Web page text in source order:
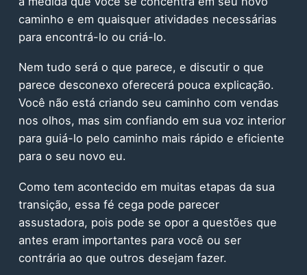
caminho e em quaisquer atividades necessárias
para encontrá-lo ou criá-lo.
Nem tudo será o que parece, e discutir o que
parece desconexo oferecerá pouca explicação.
Você não está criando seu caminho com vendas
nos olhos, mas sim confiando em sua voz interior
para guiá-lo pelo caminho mais rápido e eficiente
para o seu novo eu.
Como tem acontecido em muitas etapas da sua
transição, essa fé cega pode parecer
assustadora, pois pode se opor a questões que
antes eram importantes para você ou ser
contrária ao que outros desejam fazer.